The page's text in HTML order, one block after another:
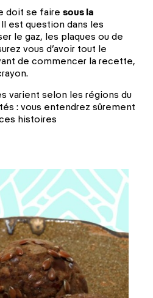
doit se faire sous la
Il est question dans les
le gaz, les plaques ou de
vous d’avoir tout le
de commencer la recette,
varient selon les régions du
: vous entendrez sûrement
histoires